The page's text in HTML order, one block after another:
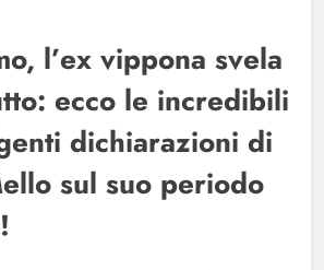
l’ex vippona svela
ecco le incredibili
dichiarazioni di
sul suo periodo